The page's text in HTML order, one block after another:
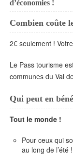
d’économies !
Combien coûte
2€ seulement !
Le Pass tourisme
communes du Val
Qui peut en
Tout le monde !
Pour ceux qui
au long de l’été !